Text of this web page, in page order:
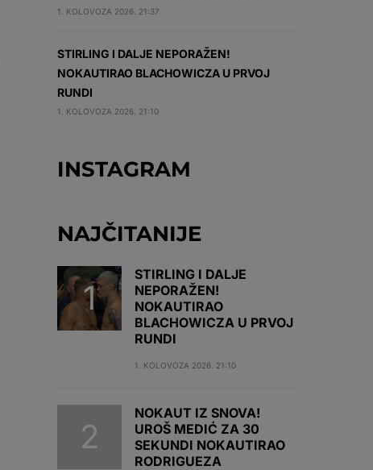
1. KOLOVOZA 2026. 21:37
STIRLING I DALJE NEPORAŽEN!
NOKAUTIRAO BLACHOWICZA U PRVOJ
RUNDI
1. KOLOVOZA 2026. 21:10
INSTAGRAM
NAJČITANIJE
STIRLING I DALJE
NEPORAŽEN!
NOKAUTIRAO
BLACHOWICZA U PRVOJ
RUNDI
1. KOLOVOZA 2026. 21:10
NOKAUT IZ SNOVA!
UROŠ MEDIĆ ZA 30
SEKUNDI NOKAUTIRAO
RODRIGUEZA